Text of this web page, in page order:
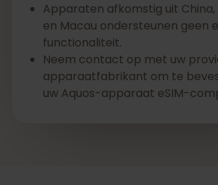
Apparaten afkomstig uit China,
en Macau ondersteunen geen
functionaliteit.
Neem contact op met uw
apparaatfabrikant om te
uw Aquos-apparaat eSIM-